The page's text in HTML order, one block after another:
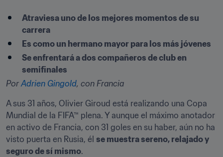
Atraviesa uno de los mejores momentos de su
carrera
Es como un hermano mayor para los más jóvenes
Se enfrentará a dos compañeros de club en
semifinales
Por Adrien Gingold, con Francia
A sus 31 años, Olivier Giroud está realizando una Copa
Mundial de la FIFA™ plena. Y aunque el máximo anotador
en activo de Francia, con 31 goles en su haber, aún no ha
visto puerta en Rusia, él se muestra sereno, relajado y
seguro de sí mismo.